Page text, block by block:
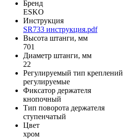
Бренд
ESKO
Инструкция
SR733 инструкция.pdf
Высота штанги, мм
701
Диаметр штанги, мм
22
Регулируемый тип креплений
регулируемые
Фиксатор держателя
кнопочный
Тип поворота держателя
ступенчатый
Цвет
хром